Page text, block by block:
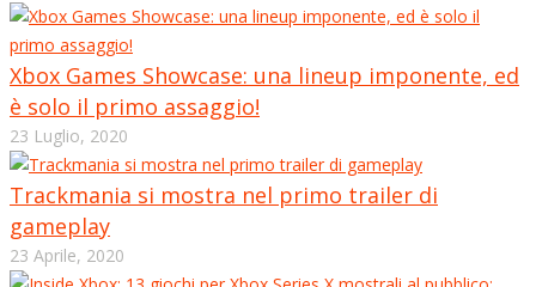
Xbox Games Showcase: una lineup imponente, ed
è solo il primo assaggio!
23 Luglio, 2020
Trackmania si mostra nel primo trailer di
gameplay
23 Aprile, 2020